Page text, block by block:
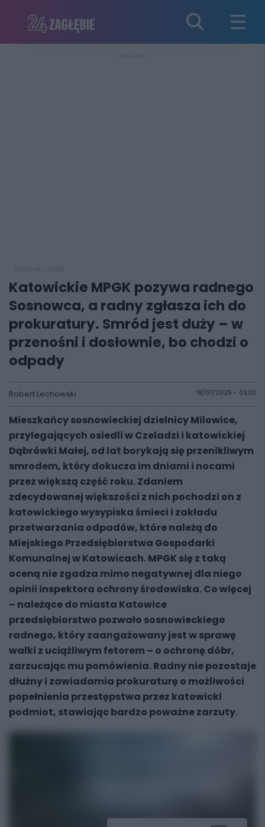
Katowickie MPGK pozywa radnego
Sosnowca, a radny zgłasza ich do
prokuratury. Smród jest duży – w
przenośni i dosłownie, bo chodzi o
odpady
Robert Lechowski 18/07/2025 - 09:30
Mieszkańcy sosnowieckiej dzielnicy Milowice,
przylegających osiedli w Czeladzi i katowickiej
Dąbrówki Małej, od lat borykają się przenikliwym
smrodem, który dokucza im dniami i nocami
przez większą część roku. Zdaniem
zdecydowanej większości z nich pochodzi on z
katowickiego wysypiska śmieci i zakładu
przetwarzania odpadów, które należą do
Miejskiego Przedsiębiorstwa Gospodarki
Komunalnej w Katowicach. MPGK się z taką
oceną nie zgadza mimo negatywnej dla niego
opinii inspektora ochrony środowiska. Co więcej
– należące do miasta Katowice
przedsiębiorstwo pozwało sosnowieckiego
radnego, który zaangażowany jest w sprawę
walki z uciążliwym fetorem – o ochronę dóbr,
zarzucając mu pomówienia. Radny nie pozostaje
dłużny i zawiadamia prokuraturę o możliwości
popełnienia przestępstwa przez katowicki
podmiot, stawiając bardzo poważne zarzuty.